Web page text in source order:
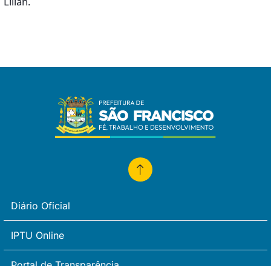
Diário Oficial
IPTU Online